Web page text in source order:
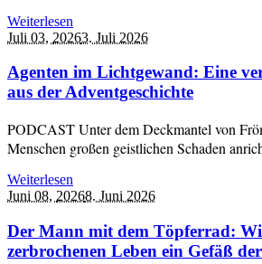
Weiterlesen
Juli 03, 20263. Juli 2026
Agenten im Lichtgewand: Eine
aus der Adventgeschichte
PODCAST Unter dem Deckmantel von
Menschen großen geistlichen Schaden
Weiterlesen
Juni 08, 20268. Juni 2026
Der Mann mit dem Töpferrad:
zerbrochenen Leben ein Gefäß